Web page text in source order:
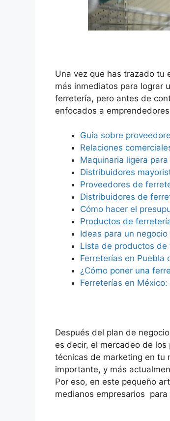
Una vez que has trazado tu
más inmediatos para lograr
ferretería, pero antes de
enfocados a
Guía sobre
Relaciones
Maquinaria ligera
Distribuidores
Proveedores de
Distribuidores de
Cómo hacer el
Productos de
Ideas para un
Lista de productos de
Ferreterías en Puebla
¿Cómo poner una
Ferreterías en
Después del plan de
es decir, el mercadeo de
técnicas de marketing en tu
importante, y más
Por eso, en este pequeño
medianos empresarios